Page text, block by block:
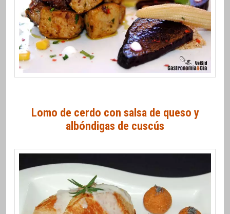
Lomo de cerdo con salsa de queso y
albóndigas de cuscús